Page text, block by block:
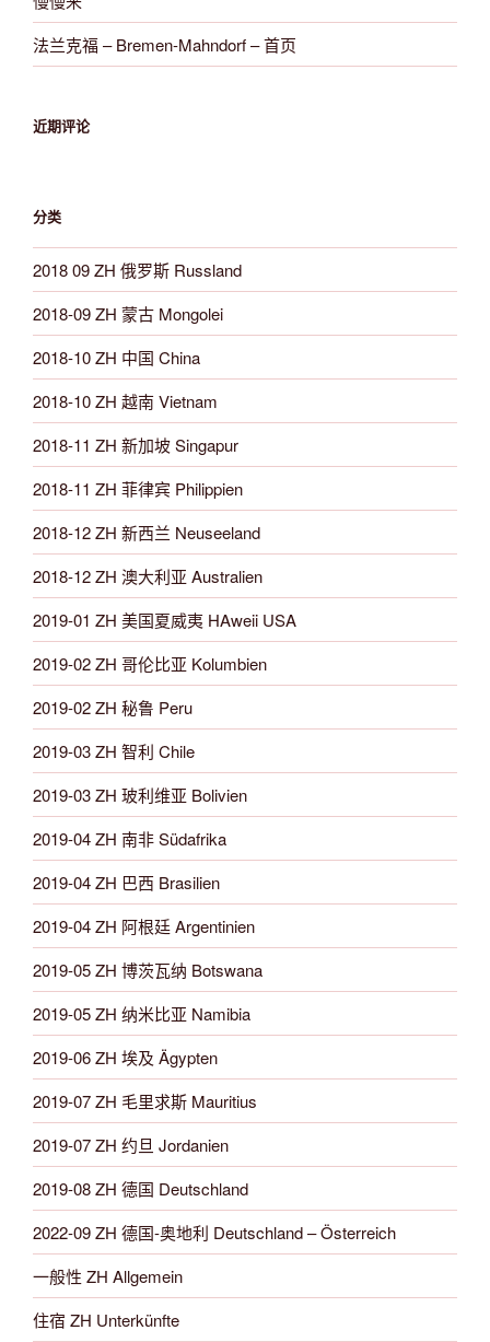
法兰克福 – Bremen-Mahndorf – 首页
近期评论
分类
2018 09 ZH 俄罗斯 Russland
2018-09 ZH 蒙古 Mongolei
2018-10 ZH 中国 China
2018-10 ZH 越南 Vietnam
2018-11 ZH 新加坡 Singapur
2018-11 ZH 菲律宾 Philippien
2018-12 ZH 新西兰 Neuseeland
2018-12 ZH 澳大利亚 Australien
2019-01 ZH 美国夏威夷 HAweii USA
2019-02 ZH 哥伦比亚 Kolumbien
2019-02 ZH 秘鲁 Peru
2019-03 ZH 智利 Chile
2019-03 ZH 玻利维亚 Bolivien
2019-04 ZH 南非 Südafrika
2019-04 ZH 巴西 Brasilien
2019-04 ZH 阿根廷 Argentinien
2019-05 ZH 博茨瓦纳 Botswana
2019-05 ZH 纳米比亚 Namibia
2019-06 ZH 埃及 Ägypten
2019-07 ZH 毛里求斯 Mauritius
2019-07 ZH 约旦 Jordanien
2019-08 ZH 德国 Deutschland
2022-09 ZH 德国-奥地利 Deutschland – Österreich
一般性 ZH Allgemein
住宿 ZH Unterkünfte